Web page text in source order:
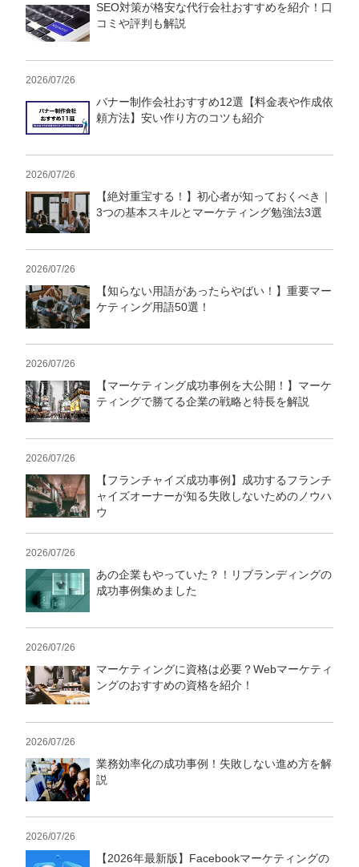
SEO対策が格安な代行会社おすすめを紹介！口
コミや評判も解説
2026/07/26
バナー制作会社おすすめ12選【料金表や作成依
頼方法】安い作り方のコツも紹介
2026/07/26
【絶対重宝する！】初心者が知っておくべき｜
3つの基本スキルとマーケティング勉強法3選
2026/07/26
【知らない用語があったらやばい！】重要マー
ケティング用語50選！
2026/07/26
【マーケティング成功事例を大公開！】マーケ
ティングで勝てる企業の戦略と特長を解説
2026/07/26
【フランチャイズ成功事例】成功するフランチ
ャイズオーナーが知る失敗しないためのノウハ
ウ
2026/07/26
あの企業もやっていた？！リブランディングの
成功事例集めました
2026/07/26
マーケティングに資格は必要？Webマーケティ
ングのおすすめの資格を紹介！
2026/07/26
業務効率化の成功事例！失敗しない進め方を解
説
2026/07/26
【2026年最新版】Facebookマーケティングの